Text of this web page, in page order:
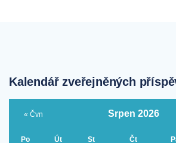
Kalendář zveřejněných
Srpen 2026
Po Út St Čt
« Čvn